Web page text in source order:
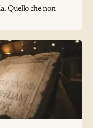
Quello che non